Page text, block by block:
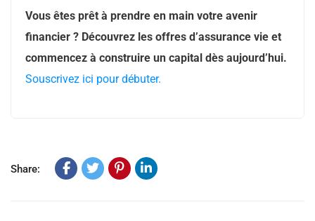
Vous êtes prêt à prendre en main votre avenir
financier ? Découvrez les offres d’assurance vie et
commencez à construire un capital dès aujourd’hui.
Souscrivez ici pour débuter.
Share: